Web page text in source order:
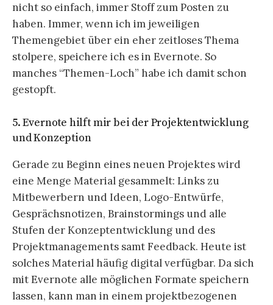
nicht so einfach, immer Stoff zum Posten zu
haben. Immer, wenn ich im jeweiligen
Themengebiet über ein eher zeitloses Thema
stolpere, speichere ich es in Evernote. So
manches “Themen-Loch” habe ich damit schon
gestopft.
5. Evernote hilft mir bei der Projektentwicklung
und Konzeption
Gerade zu Beginn eines neuen Projektes wird
eine Menge Material gesammelt: Links zu
Mitbewerbern und Ideen, Logo-Entwürfe,
Gesprächsnotizen, Brainstormings und alle
Stufen der Konzeptentwicklung und des
Projektmanagements samt Feedback. Heute ist
solches Material häufig digital verfügbar. Da sich
mit Evernote alle möglichen Formate speichern
lassen, kann man in einem projektbezogenen